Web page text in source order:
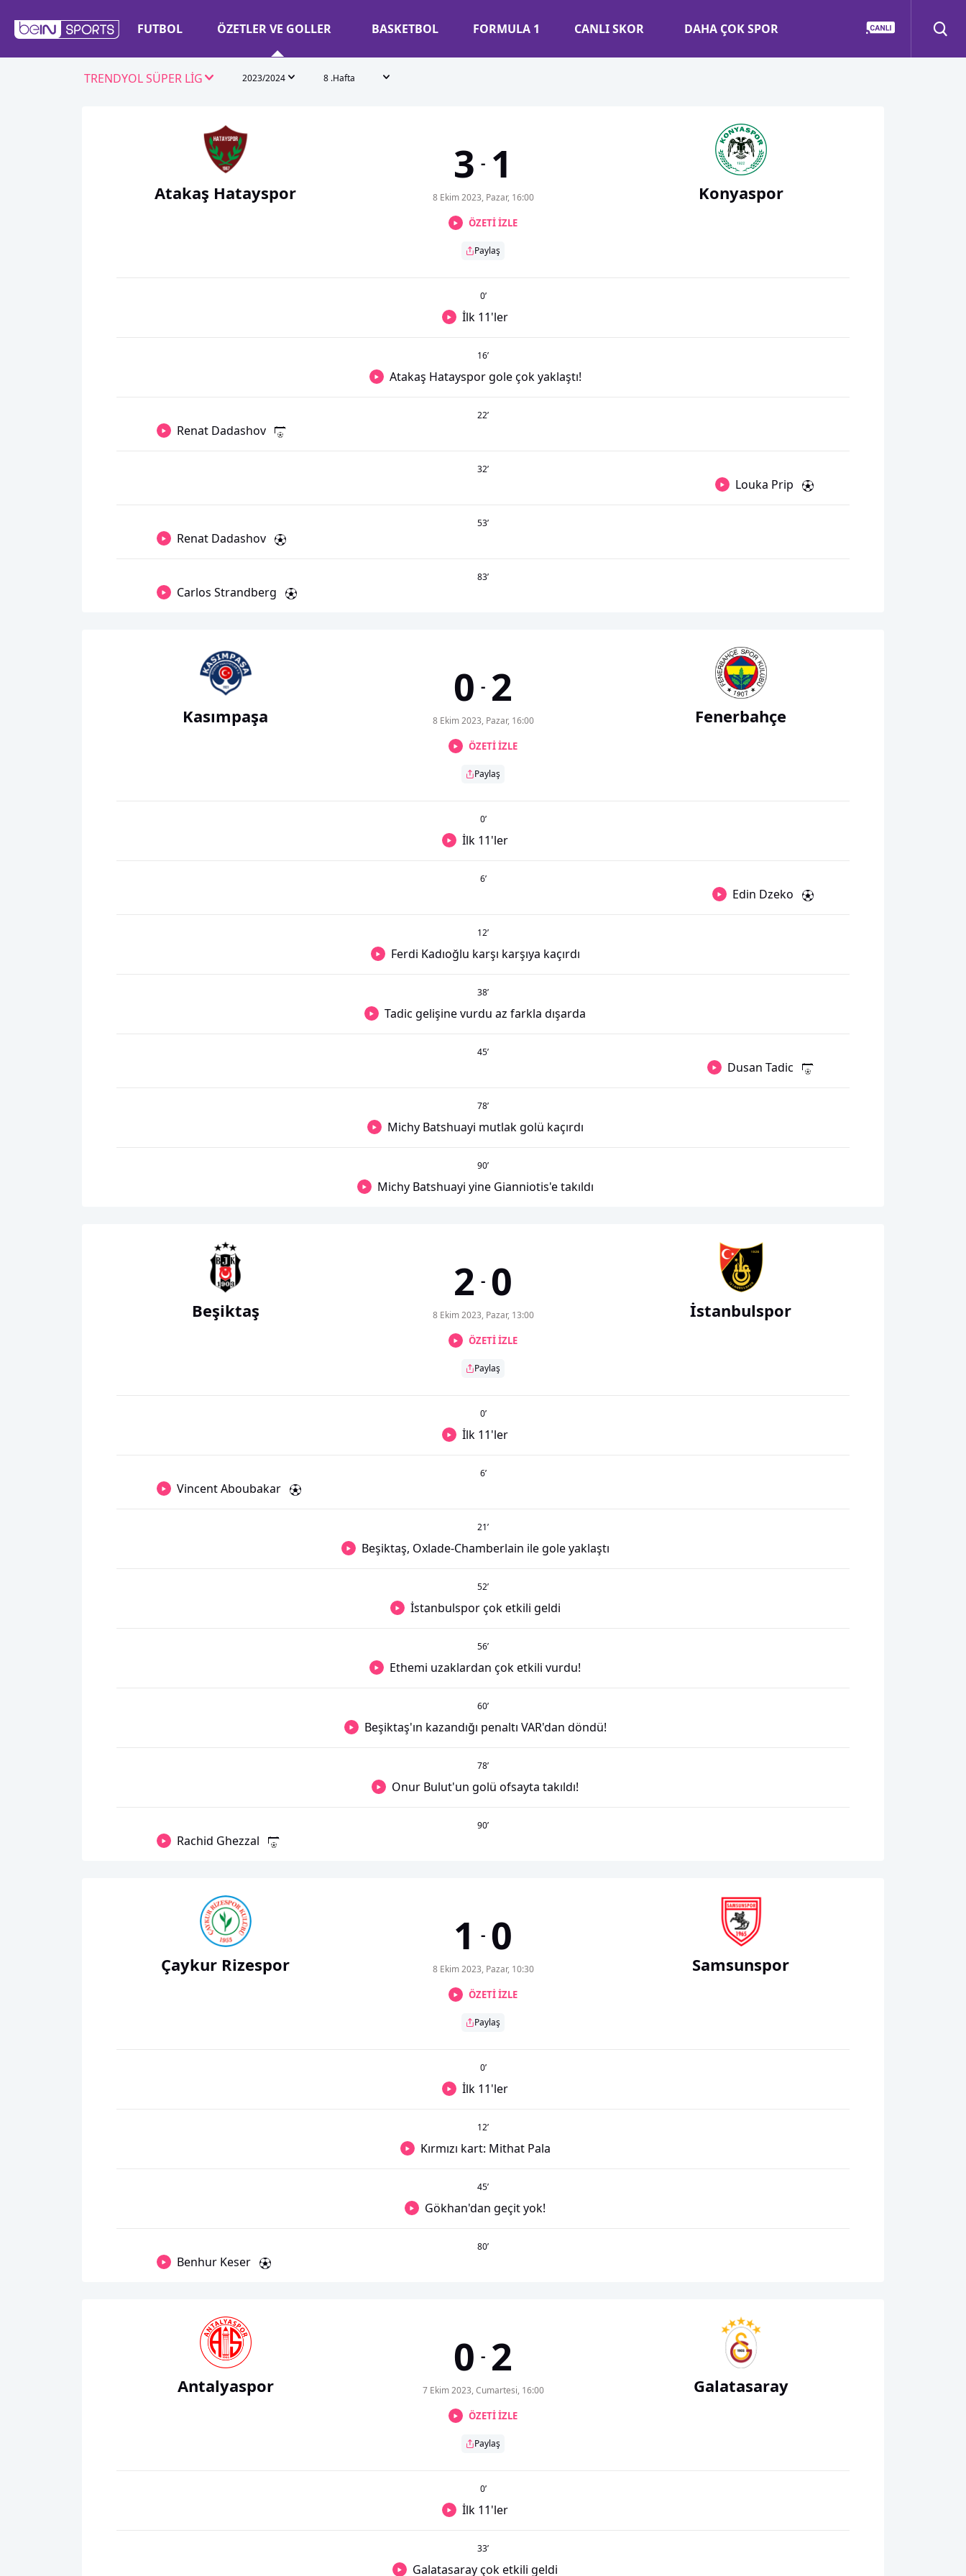
FUTBOL ÖZETLER VE GOLLER BASKETBOL FORMULA 1 CANLI SKOR DAHA ÇOK SPOR
TRENDYOL SÜPER LİG 2023/2024 8 .Hafta
Atakaş Hatayspor
3 - 1
8 Ekim 2023, Pazar, 16:00
ÖZETİ İZLE
Paylaş
Konyaspor
0’
İlk 11'ler
16’
Atakaş Hatayspor gole çok yaklaştı!
22’
Renat Dadashov
32’
Louka Prip
53’
Renat Dadashov
83’
Carlos Strandberg
Kasımpaşa
0 - 2
8 Ekim 2023, Pazar, 16:00
ÖZETİ İZLE
Paylaş
Fenerbahçe
0’
İlk 11'ler
6’
Edin Dzeko
12’
Ferdi Kadıoğlu karşı karşıya kaçırdı
38’
Tadic gelişine vurdu az farkla dışarda
45’
Dusan Tadic
78’
Michy Batshuayi mutlak golü kaçırdı
90’
Michy Batshuayi yine Gianniotis'e takıldı
Beşiktaş
2 - 0
8 Ekim 2023, Pazar, 13:00
ÖZETİ İZLE
Paylaş
İstanbulspor
0’
İlk 11'ler
6’
Vincent Aboubakar
21’
Beşiktaş, Oxlade-Chamberlain ile gole yaklaştı
52’
İstanbulspor çok etkili geldi
56’
Ethemi uzaklardan çok etkili vurdu!
60’
Beşiktaş'ın kazandığı penaltı VAR'dan döndü!
78’
Onur Bulut'un golü ofsayta takıldı!
90’
Rachid Ghezzal
Çaykur Rizespor
1 - 0
8 Ekim 2023, Pazar, 10:30
ÖZETİ İZLE
Paylaş
Samsunspor
0’
İlk 11'ler
12’
Kırmızı kart: Mithat Pala
45’
Gökhan'dan geçit yok!
80’
Benhur Keser
Antalyaspor
0 - 2
7 Ekim 2023, Cumartesi, 16:00
ÖZETİ İZLE
Paylaş
Galatasaray
0’
İlk 11'ler
33’
Galatasaray çok etkili geldi